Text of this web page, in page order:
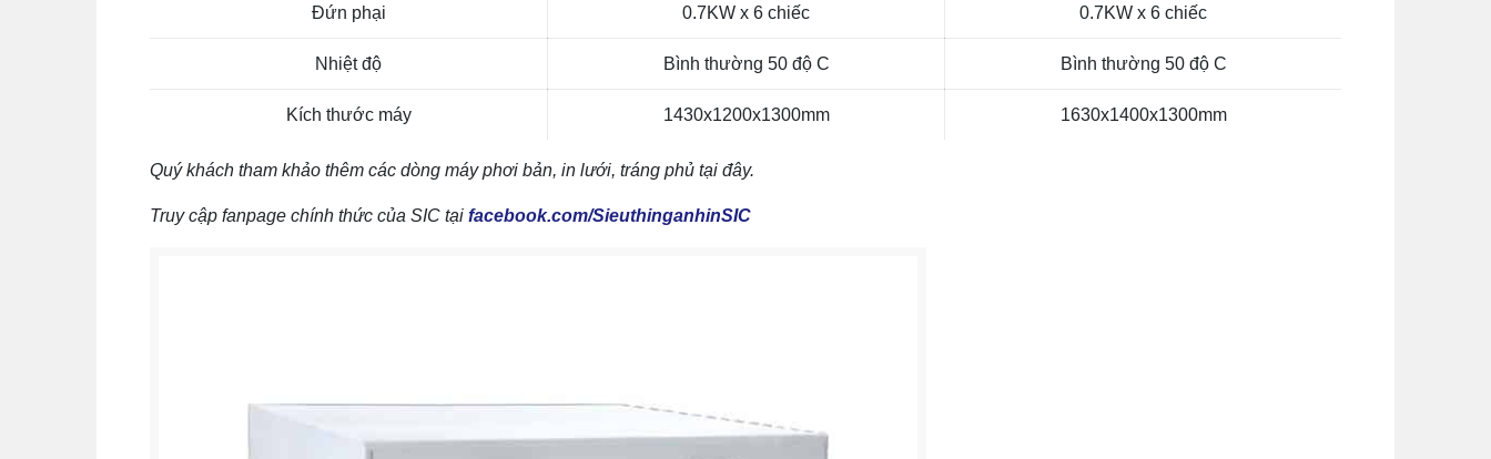
Đứn phại 0.7KW x 6 chiếc 0.7KW x 6 chiếc
Nhiệt độ Bình thường 50 độ C Bình thường 50 độ C
Kích thước máy 1430x1200x1300mm 1630x1400x1300mm
Quý khách tham khảo thêm các dòng máy phơi bản, in lưới, tráng phủ tại đây.
Truy cập fanpage chính thức của SIC tại facebook.com/SieuthinganhinSIC